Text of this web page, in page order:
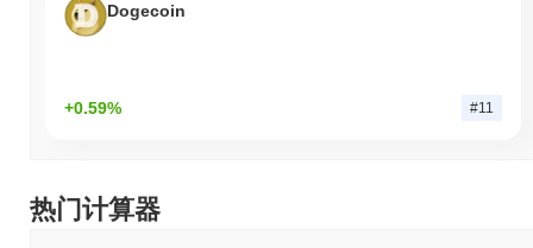
Dogecoin
+0.59% #11
热门计算器